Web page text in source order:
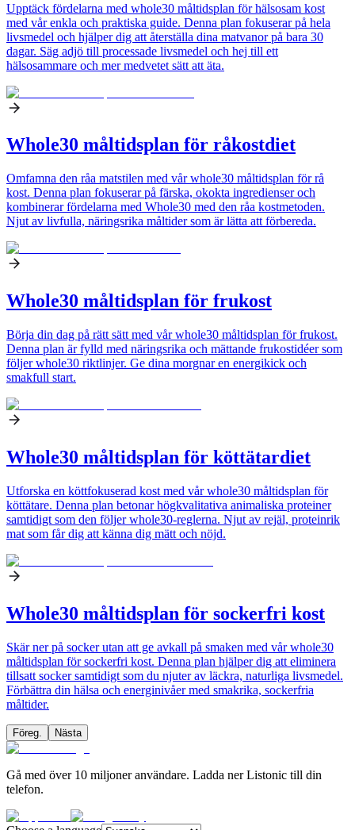
Upptäck fördelarna med whole30 måltidsplan för hälsosam kost
med vår enkla och praktiska guide. Denna plan fokuserar på hela
livsmedel och hjälper dig att återställa dina matvanor på bara 30
dagar. Säg adjö till processade livsmedel och hej till ett
hälsosammare och mer medvetet sätt att äta.
Whole30 måltidsplan för råkostdiet
Omfamna den råa matstilen med vår whole30 måltidsplan för rå
kost. Denna plan fokuserar på färska, okokta ingredienser och
kombinerar fördelarna med Whole30 med den råa kostmetoden.
Njut av livfulla, näringsrika måltider som är lätta att förbereda.
Whole30 måltidsplan för frukost
Börja din dag på rätt sätt med vår whole30 måltidsplan för frukost.
Denna plan är fylld med näringsrika och mättande frukostidéer som
följer whole30 riktlinjer. Ge dina morgnar en energikick och
smakfull start.
Whole30 måltidsplan för köttätardiet
Utforska en köttfokuserad kost med vår whole30 måltidsplan för
köttätare. Denna plan betonar högkvalitativa animaliska proteiner
samtidigt som den följer whole30-reglerna. Njut av rejäl, proteinrik
mat som får dig att känna dig mätt och nöjd.
Whole30 måltidsplan för sockerfri kost
Skär ner på socker utan att ge avkall på smaken med vår whole30
måltidsplan för sockerfri kost. Denna plan hjälper dig att eliminera
tillsatt socker samtidigt som du njuter av läckra, naturliga livsmedel.
Förbättra din hälsa och energinivåer med smakrika, sockerfria
måltider.
Föreg. Nästa
Gå med över 10 miljoner användare. Ladda ner Listonic till din
telefon.